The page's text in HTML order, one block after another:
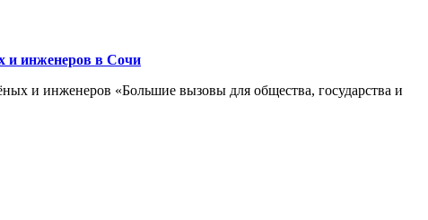
и инженеров в Сочи
и инженеров «Большие вызовы для общества, государства и